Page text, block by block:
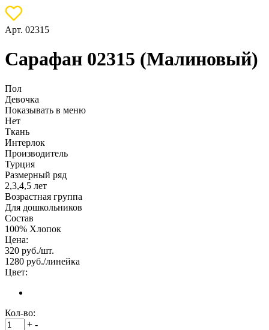
Арт. 02315
Сарафан 02315 (Малиновый)
Пол
Девочка
Показывать в меню
Нет
Ткань
Интерлок
Производитель
Турция
Размерный ряд
2,3,4,5 лет
Возрастная группа
Для дошкольников
Состав
100% Хлопок
Цена:
320 руб./шт.
1280 руб./линейка
Цвет:
Кол-во:
+ -